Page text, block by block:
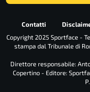
Contatti
Copyright 2025 Sportface -
stampa dal Tribunale di
Direttore responsabile:
Copertino - Editore: